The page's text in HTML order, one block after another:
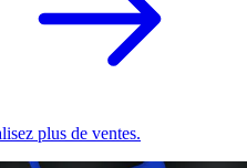
plus de ventes.